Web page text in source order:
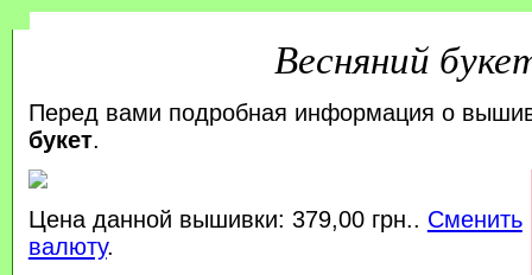
Весняний
Перед вами подробная информация о
букет.
Цена данной вышивки: 379,00 грн.. Сменить
валюту.